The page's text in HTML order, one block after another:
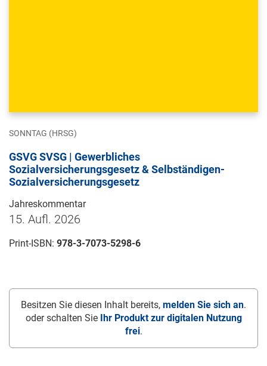
SONNTAG (HRSG)
GSVG SVSG | Gewerbliches
Sozialversicherungsgesetz & Selbständigen-
Sozialversicherungsgesetz
Jahreskommentar
15. Aufl. 2026
Print-ISBN: 978-3-7073-5298-6
Besitzen Sie diesen Inhalt bereits, melden Sie sich an.
oder schalten Sie
Ihr Produkt zur digitalen Nutzung
frei.